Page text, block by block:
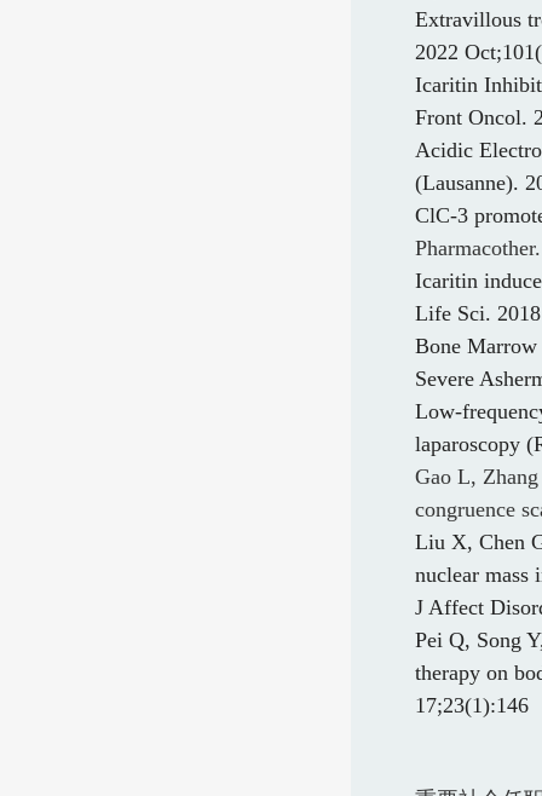
Extravillous
2022
Icaritin
Front Oncol.
Acidic
(Lausanne).
ClC-3
Icaritin
Life Sci.
Bone Marrow
Severe
Low-
laparoscopy
Gao L,
congruence
Liu X, Chen
nuclear mass
J Affect
Pei Q, Song
therapy on
17;23(1):146